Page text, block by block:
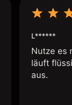
L******
Nutze es
läuft
aus.